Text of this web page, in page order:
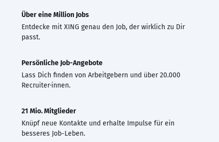
Über eine Million Jobs
Entdecke mit XING genau den Job, der wirklich zu Dir
passt.
Persönliche Job-Angebote
Lass Dich finden von Arbeitgebern und über 20.000
Recruiter·innen.
21 Mio. Mitglieder
Knüpf neue Kontakte und erhalte Impulse für ein
besseres Job-Leben.